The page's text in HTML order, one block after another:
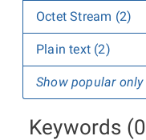
Octet Stream (2)
Plain text (2)
Show popular only
Keywords